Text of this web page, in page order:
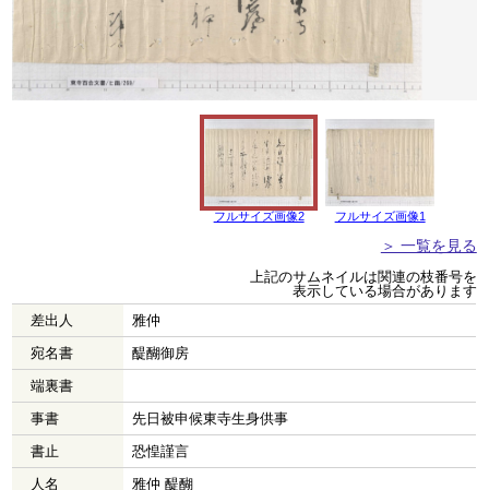
フルサイズ画像2 フルサイズ画像1
＞ 一覧を見る
上記のサムネイルは関連の枝番号を
表示している場合があります
差出人
雅仲
宛名書
醍醐御房
端裏書
事書
先日被申候東寺生身供事
書止
恐惶謹言
人名
雅仲 醍醐